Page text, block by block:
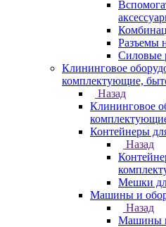
Разъемы
Силовые
Клининговое
комплектующие,
Назад
Клининговое
Контейнеры
Назад
Мешки
Машины и
Назад
Машины и